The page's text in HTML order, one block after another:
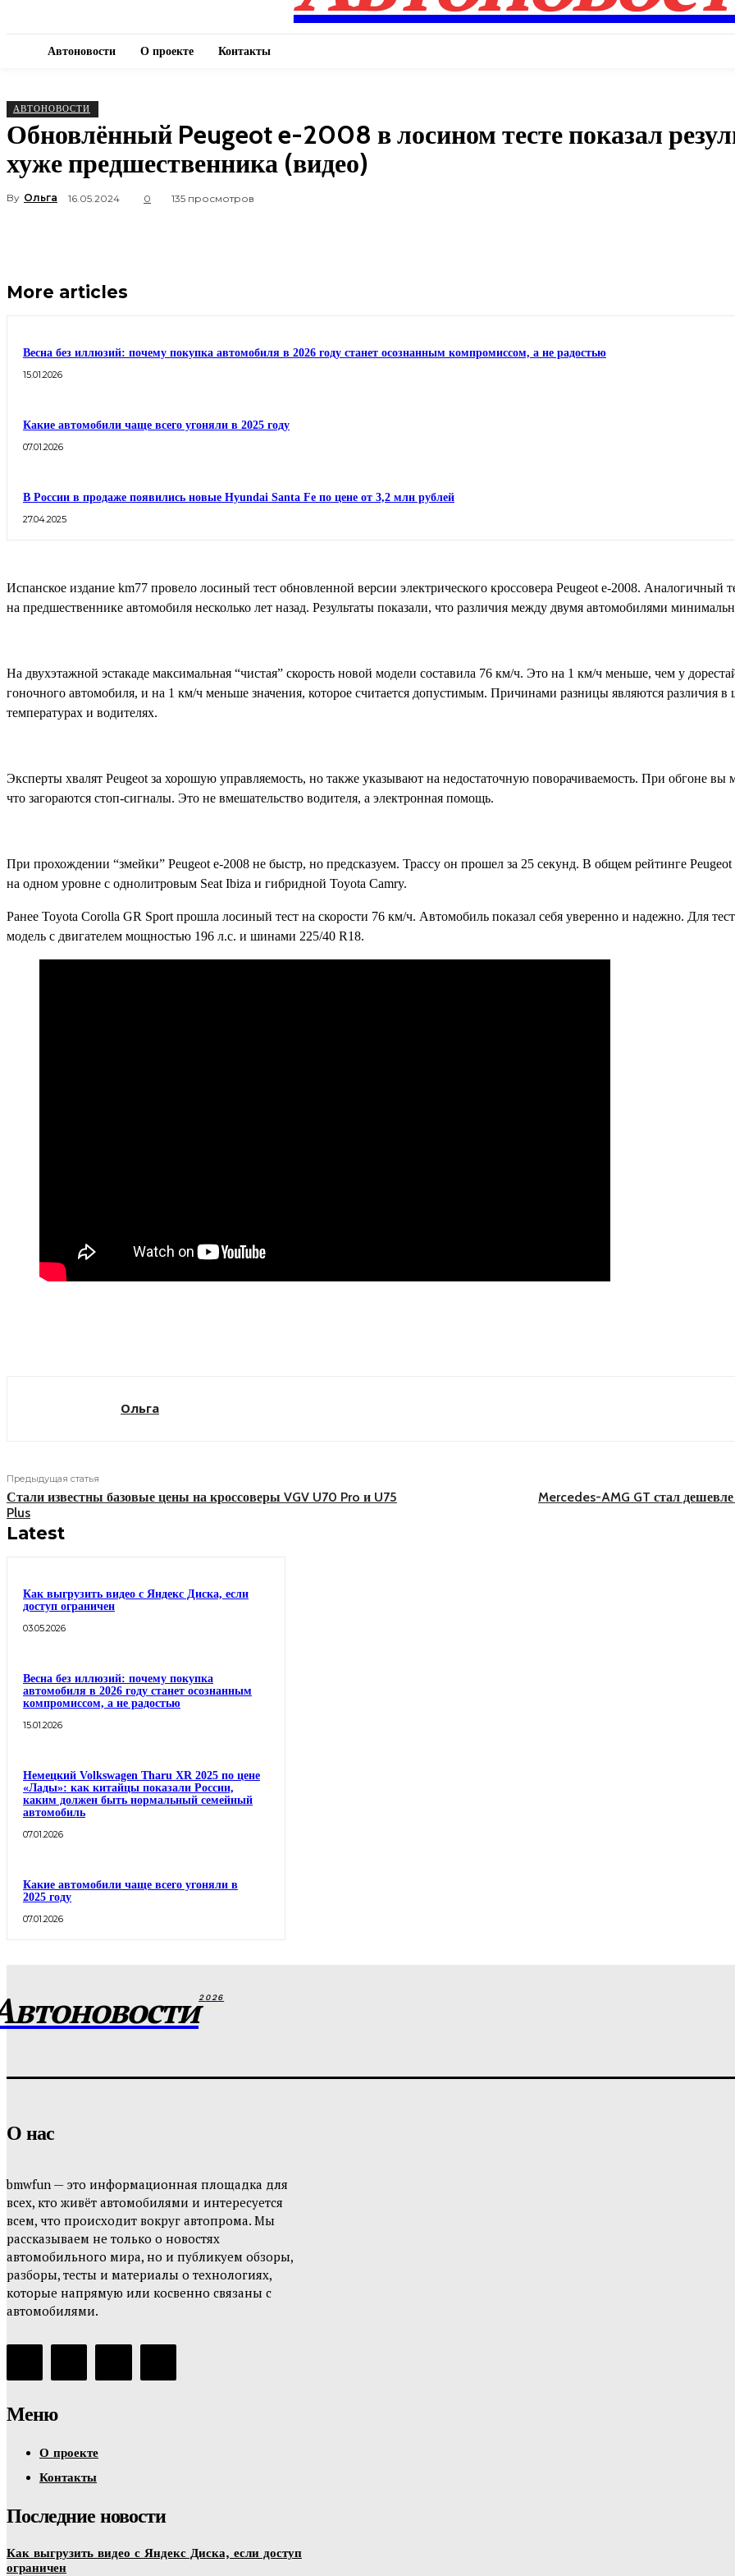
Автоновости О проекте Контакты
АВТОНОВОСТИ
Обновлённый Peugeot e-2008 в лосином тесте показал
хуже предшественника (видео)
By Ольга 16.05.2024 0 135 просмотров
More articles
Весна без иллюзий: почему покупка автомобиля в 2026 году станет осознанным компромиссом, а не радостью
15.01.2026
Какие автомобили чаще всего угоняли в 2025 году
07.01.2026
В России в продаже появились новые Hyundai Santa Fe по цене от 3,2 млн рублей
27.04.2025
Испанское издание km77 провело лосиный тест обновленной версии электрического кроссовера Peugeot e-2008. Аналогичный
на предшественнике автомобиля несколько лет назад. Результаты показали, что различия между двумя автомобилями
На двухэтажной эстакаде максимальная “чистая” скорость новой модели составила 76 км/ч. Это на 1 км/ч меньше, чем у
гоночного автомобиля, и на 1 км/ч меньше значения, которое считается допустимым. Причинами разницы являются различия в
температурах и водителях.
Эксперты хвалят Peugeot за хорошую управляемость, но также указывают на недостаточную поворачиваемость. При обгоне вы
что загораются стоп-сигналы. Это не вмешательство водителя, а электронная помощь.
При прохождении “змейки” Peugeot e-2008 не быстр, но предсказуем. Трассу он прошел за 25 секунд. В общем рейтинге Peugeot
на одном уровне с однолитровым Seat Ibiza и гибридной Toyota Camry.
Ранее Toyota Corolla GR Sport прошла лосиный тест на скорости 76 км/ч. Автомобиль показал себя уверенно и надежно. Для
модель с двигателем мощностью 196 л.с. и шинами 225/40 R18.
Ольга
Предыдущая статья
Стали известны базовые цены на кроссоверы VGV U70 Pro и U75
Plus
Mercedes-AMG GT стал
Latest
Как выгрузить видео с Яндекс Диска, если
доступ ограничен
03.05.2026
Весна без иллюзий: почему покупка
автомобиля в 2026 году станет осознанным
компромиссом, а не радостью
15.01.2026
Немецкий Volkswagen Tharu XR 2025 по цене
«Лады»: как китайцы показали России,
каким должен быть нормальный семейный
автомобиль
07.01.2026
Какие автомобили чаще всего угоняли в
2025 году
07.01.2026
2026
О нас
bmwfun — это информационная площадка для
всех, кто живёт автомобилями и интересуется
всем, что происходит вокруг автопрома. Мы
рассказываем не только о новостях
автомобильного мира, но и публикуем обзоры,
разборы, тесты и материалы о технологиях,
которые напрямую или косвенно связаны с
автомобилями.
Меню
О проекте
Контакты
Последние новости
Как выгрузить видео с Яндекс Диска, если доступ
ограничен